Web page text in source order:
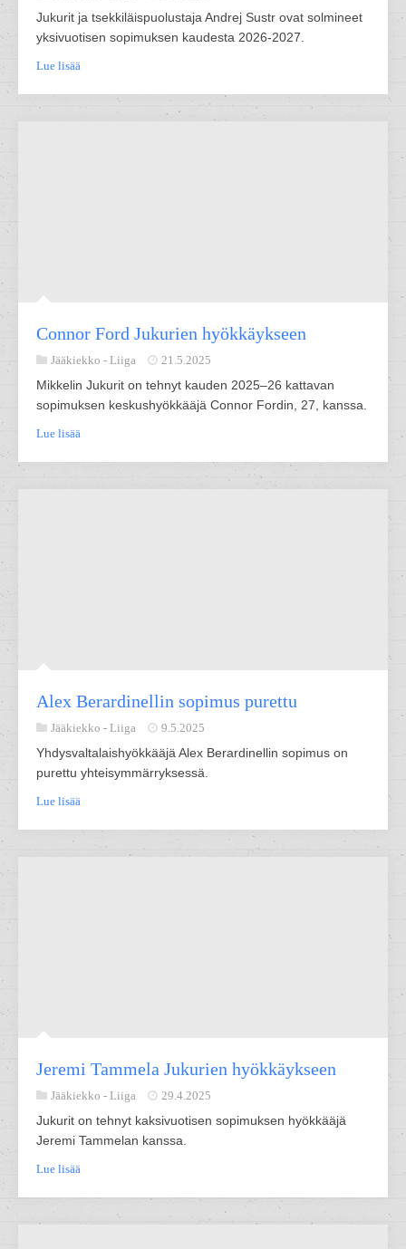
Jukurit ja tsekkiläispuolustaja Andrej Sustr ovat solmineet
yksivuotisen sopimuksen kaudesta 2026-2027.
Lue lisää
Connor Ford Jukurien hyökkäykseen
Jääkiekko - Liiga 21.5.2025
Mikkelin Jukurit on tehnyt kauden 2025–26 kattavan
sopimuksen keskushyökkääjä Connor Fordin, 27, kanssa.
Lue lisää
Alex Berardinellin sopimus purettu
Jääkiekko - Liiga 9.5.2025
Yhdysvaltalaishyökkääjä Alex Berardinellin sopimus on
purettu yhteisymmärryksessä.
Lue lisää
Jeremi Tammela Jukurien hyökkäykseen
Jääkiekko - Liiga 29.4.2025
Jukurit on tehnyt kaksivuotisen sopimuksen hyökkääjä
Jeremi Tammelan kanssa.
Lue lisää